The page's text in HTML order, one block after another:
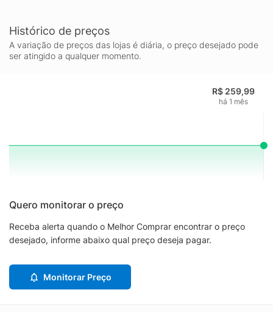
Histórico de preços
A variação de preços das lojas é diária, o preço desejado pode
ser atingido a qualquer momento.
R$ 259,99
há 1 mês
Quero monitorar o preço
Receba alerta quando o Melhor Comprar encontrar o preço
desejado, informe abaixo qual preço deseja pagar.
Monitorar Preço